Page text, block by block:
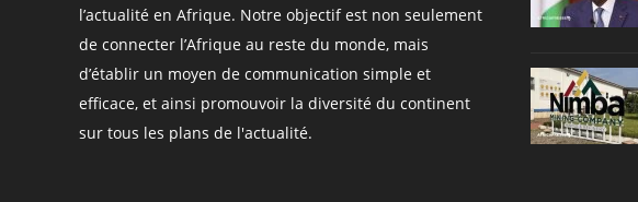
l’actualité en Afrique. Notre objectif est non seulement
de connecter l’Afrique au reste du monde, mais
d’établir un moyen de communication simple et
efficace, et ainsi promouvoir la diversité du continent
sur tous les plans de l'actualité.